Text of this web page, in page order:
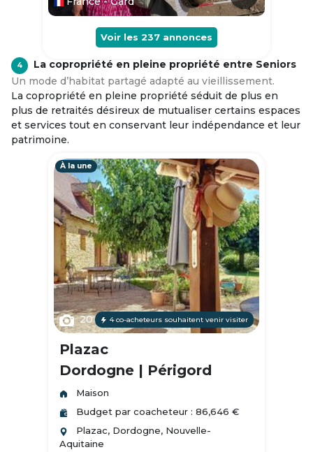
Voir les 237 annonces
4
La copropriété en pleine propriété entre Seniors
Un mode d’habitat partagé adapté au vieillissement.
La copropriété en pleine propriété séduit de plus en
plus de retraités désireux de mutualiser certains espaces
et services tout en conservant leur indépendance et leur
patrimoine.
À la une
20 4 co-acheteurs souhaitent venir visiter
Plazac
Dordogne | Périgord
Maison
Budget par coacheteur : 86,646 €
Plazac, Dordogne, Nouvelle-
Aquitaine